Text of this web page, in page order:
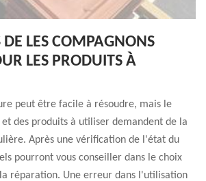
DE LES COMPAGNONS
LES PRODUITS À
peut être facile à résoudre, mais le
des produits à utiliser demandent de la
Après une vérification de l'état du
pourront vous conseiller dans le choix
réparation. Une erreur dans l'utilisation